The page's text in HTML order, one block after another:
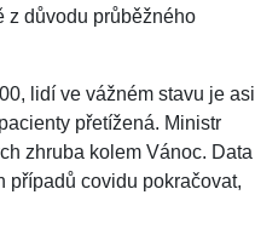
z důvodu průběžného
lidí ve vážném stavu je asi
přetížená. Ministr
zhruba kolem Vánoc. Data
případů covidu pokračovat,